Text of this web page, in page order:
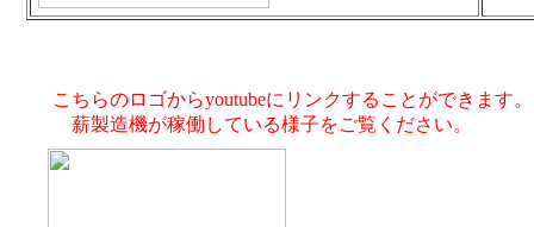
こちらのロゴからyoutubeにリンクすることができます。
薪製造機が稼働している様子をご覧ください。